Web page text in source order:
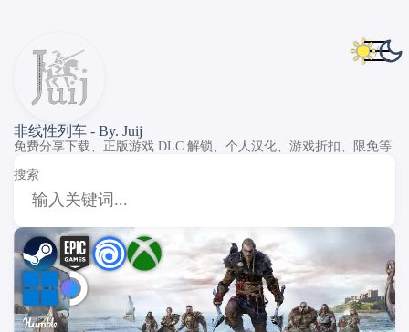
非线性列车 - By. Juij
免费分享下载、正版游戏 DLC 解锁、个人汉化、游戏折扣、限免等
搜索